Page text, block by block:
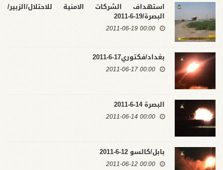
استهداف الشركات الامنية للاحتلال/الزبير/
البصرة/19-6-2011
00:00 2011-06-19
بغداد/فكتوري17-6-2011
00:00 2011-06-17
البصرة 14-6-2011
00:00 2011-06-14
بابل/كالسو 12-6-2011
00:00 2011-06-12